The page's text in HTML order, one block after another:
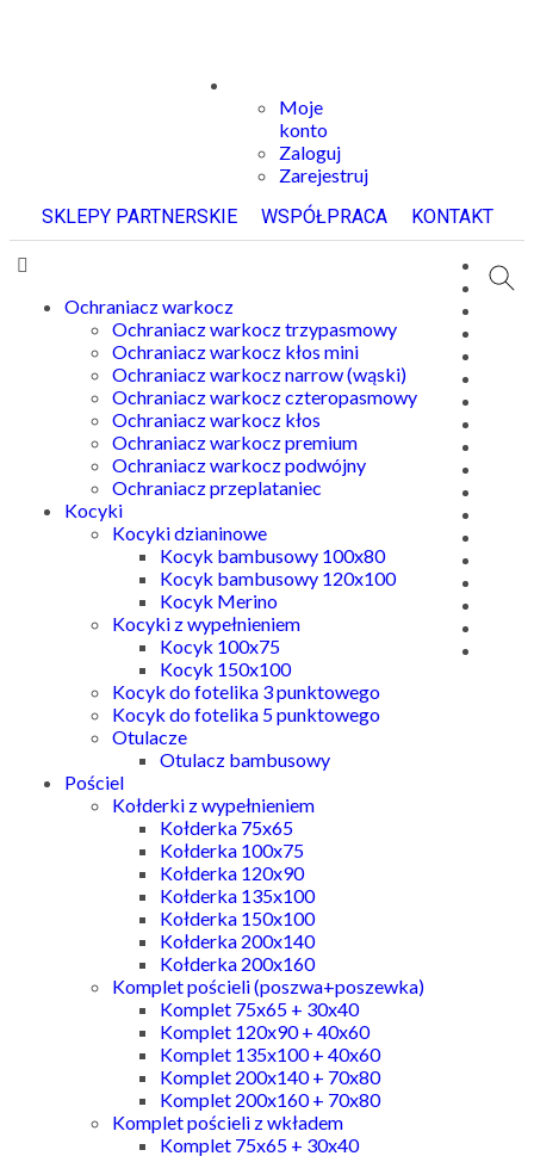
Moje
konto
Zaloguj
Zarejestruj
SKLEPY PARTNERSKIE
WSPÓŁPRACA KONTAKT
Ochraniacz warkocz
Ochraniacz warkocz trzypasmowy
Ochraniacz warkocz kłos mini
Ochraniacz warkocz narrow (wąski)
Ochraniacz warkocz czteropasmowy
Ochraniacz warkocz kłos
Ochraniacz warkocz premium
Ochraniacz warkocz podwójny
Ochraniacz przeplataniec
Kocyki
Kocyki dzianinowe
Kocyk bambusowy 100x80
Kocyk bambusowy 120x100
Kocyk Merino
Kocyki z wypełnieniem
Kocyk 100x75
Kocyk 150x100
Kocyk do fotelika 3 punktowego
Kocyk do fotelika 5 punktowego
Otulacze
Otulacz bambusowy
Pościel
Kołderki z wypełnieniem
Kołderka 75x65
Kołderka 100x75
Kołderka 120x90
Kołderka 135x100
Kołderka 150x100
Kołderka 200x140
Kołderka 200x160
Komplet pościeli (poszwa+poszewka)
Komplet 75x65 + 30x40
Komplet 120x90 + 40x60
Komplet 135x100 + 40x60
Komplet 200x140 + 70x80
Komplet 200x160 + 70x80
Komplet pościeli z wkładem
Komplet 75x65 + 30x40